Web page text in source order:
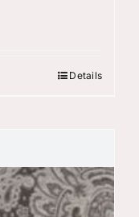
Details